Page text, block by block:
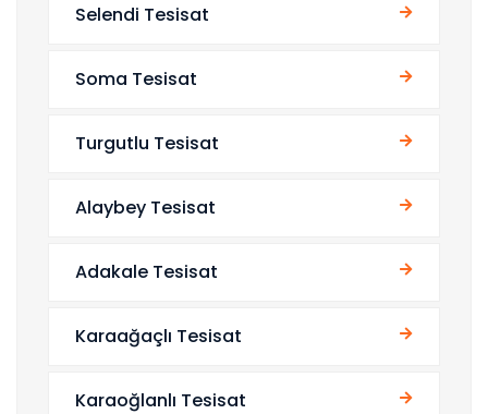
Selendi Tesisat
Soma Tesisat
Turgutlu Tesisat
Alaybey Tesisat
Adakale Tesisat
Karaağaçlı Tesisat
Karaoğlanlı Tesisat